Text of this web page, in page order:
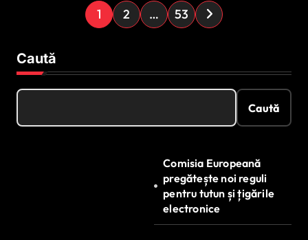
P
a
i
a
1 2 … 53
Caută
Caută
Comisia Europeană
pregătește noi reguli
pentru tutun și țigările
electronice